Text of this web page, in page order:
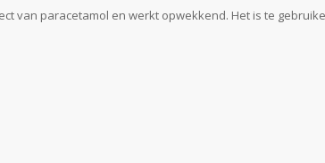
van paracetamol en werkt opwekkend. Het is te